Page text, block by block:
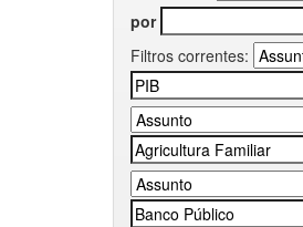
por
Filtros correntes: